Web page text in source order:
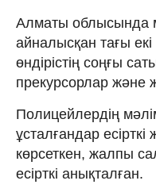
Алматы облысында
айналысқан тағы екі
өндірістің соңғы
прекурсорлар және
Полицейлердің
ұсталғандар
көрсеткен, жалпы
есірткі анықталған.